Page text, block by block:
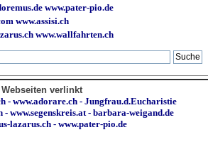
www.pater-pio.de
www.assisi.ch
www.wallfahrten.ch
verlinkt
-www.adorare.ch -Jungfrau.d.Eucharistie
-www.segenskreis.at -barbara-weigand.de
lazarus.ch - www.pater-pio.de